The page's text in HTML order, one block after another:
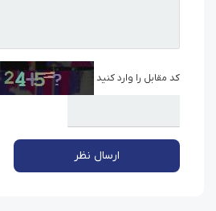
کد مقابل را وارد کنید
ارسال نظر